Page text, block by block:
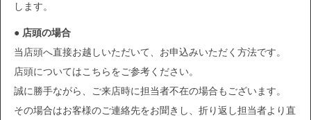
します。
● 店頭の場合
当店頭へ直接お越しいただいて、お申込みいただく方法です。
店頭についてはこちらをご参考ください。
誠に勝手ながら、ご来店時に担当者不在の場合もございます。
その場合はお客様のご連絡先をお聞きし、折り返し担当者より直